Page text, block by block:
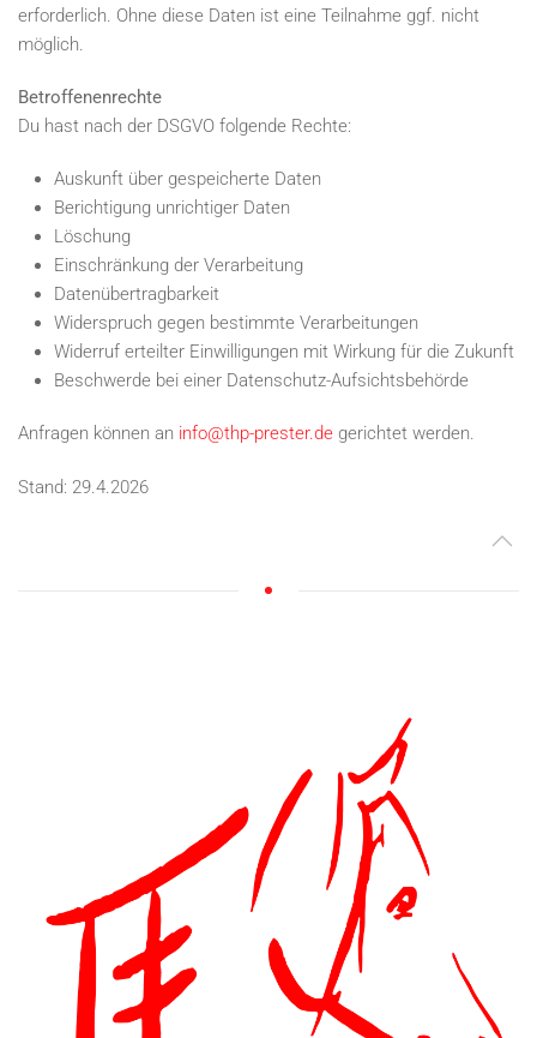
erforderlich. Ohne diese Daten ist eine Teilnahme ggf. nicht
möglich.
Betroffenenrechte
Du hast nach der DSGVO folgende Rechte:
Auskunft über gespeicherte Daten
Berichtigung unrichtiger Daten
Löschung
Einschränkung der Verarbeitung
Datenübertragbarkeit
Widerspruch gegen bestimmte Verarbeitungen
Widerruf erteilter Einwilligungen mit Wirkung für die Zukunft
Beschwerde bei einer Datenschutz-Aufsichtsbehörde
Anfragen können an info@thp-prester.de gerichtet werden.
Stand: 29.4.2026